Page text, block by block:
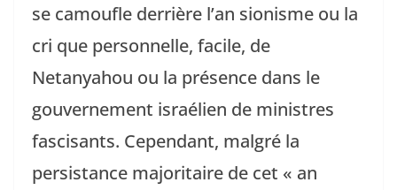
se camoufle derrière l’an sionisme ou la
cri que personnelle, facile, de
Netanyahou ou la présence dans le
gouvernement israélien de ministres
fascisants. Cependant, malgré la
persistance majoritaire de cet « an